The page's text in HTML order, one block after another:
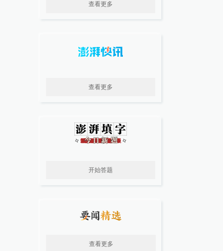
查看更多
查看更多
开始答题
查看更多